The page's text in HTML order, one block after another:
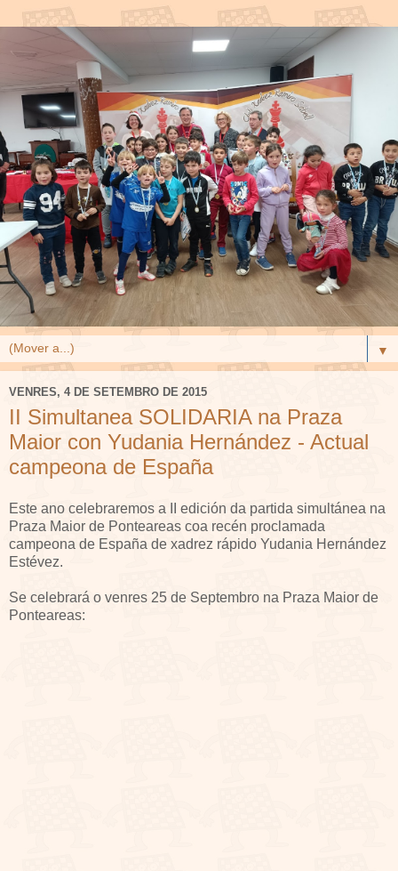
▼
VENRES, 4 DE SETEMBRO DE 2015
II Simultanea SOLIDARIA na Praza
Maior con Yudania Hernández - Actual
campeona de España
Este ano celebraremos a II edición da partida simultánea na
Praza Maior de Ponteareas coa recén proclamada
campeona de España de xadrez rápido Yudania Hernández
Estévez.
Se celebrará o venres 25 de Septembro na Praza Maior de
Ponteareas: